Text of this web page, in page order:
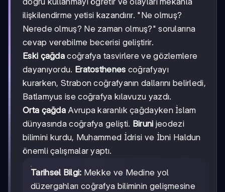
ilişkilendirme yetisi kazandırır. "Ne olmuş?
Nerede olmuş? Ne zaman olmuş?" sorularına
cevap verebilme becerisi geliştirir.
Eski çağda coğrafya tasvirlere ve gözlemlere
dayanıyordu. Eratosthenes coğrafyayı
kurarken, Strabon coğrafyanın dallarını belirledi,
Batlamyus ise coğrafya kılavuzu yazdı.
Orta çağda Avrupa karanlık çağdayken İslam
dünyasında coğrafya gelişti. Biruni jeodezi
bilimini kurdu, Muhammed İdrisi ve İbni Haldun
önemli çalışmalar yaptı.
Tarihsel Bilgi: Mekke ve Medine yol
düzergahları coğrafya biliminin gelişmesine